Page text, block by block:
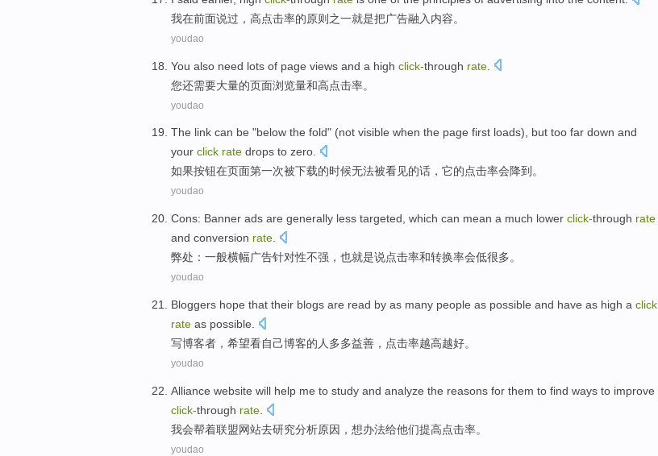
我在前面说过 ， 高点击率的原则 之一就是把广告融入 内容。
youdao
You also need lots of page views and a high click-through rate
您还需要大量的页面浏览量和高点击率。
youdao
The link can be "below the fold" (not visible when the page first loads), but too far down and
your click rate drops to zero.
如果按钮在页面第一次被下载的时候无法被看见的话 ， 它的点击率会降到 。
youdao
Cons: Banner ads are generally less targeted which can mean a much lower click-through rate
and conversion rate
弊处 ： 一般横幅广告针对性不强， 也就是说点击率和转换率会低很多。
youdao
Bloggers hope that their blogs are read by as many people as possible and have as high a click
rate as possible
写博客者， 希望看自己博客的 人 多多益善， 点击率越高越好。
youdao
Alliance website will help me to study and analyze the reasons for them to find ways to improve
click-through rate
我会帮着联盟网站去研究分析原因 ， 想办法给他们提高点击率。
youdao